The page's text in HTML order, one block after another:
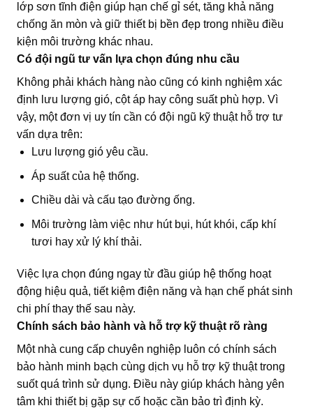
lớp sơn tĩnh điện giúp hạn chế gỉ sét, tăng khả năng
chống ăn mòn và giữ thiết bị bền đẹp trong nhiều điều
kiện môi trường khác nhau.
Có đội ngũ tư vấn lựa chọn đúng nhu cầu
Không phải khách hàng nào cũng có kinh nghiệm xác
định lưu lượng gió, cột áp hay công suất phù hợp. Vì
vậy, một đơn vị uy tín cần có đội ngũ kỹ thuật hỗ trợ tư
vấn dựa trên:
Lưu lượng gió yêu cầu.
Áp suất của hệ thống.
Chiều dài và cấu tạo đường ống.
Môi trường làm việc như hút bụi, hút khói, cấp khí
tươi hay xử lý khí thải.
Việc lựa chọn đúng ngay từ đầu giúp hệ thống hoạt
động hiệu quả, tiết kiệm điện năng và hạn chế phát sinh
chi phí thay thế sau này.
Chính sách bảo hành và hỗ trợ kỹ thuật rõ ràng
Một nhà cung cấp chuyên nghiệp luôn có chính sách
bảo hành minh bạch cùng dịch vụ hỗ trợ kỹ thuật trong
suốt quá trình sử dụng. Điều này giúp khách hàng yên
tâm khi thiết bị gặp sự cố hoặc cần bảo trì định kỳ.